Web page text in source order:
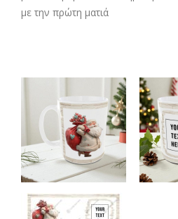
με την πρώτη ματιά